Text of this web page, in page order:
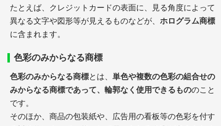
たとえば、クレジットカードの表面に、見る角度によって
異なる文字や図形等が見えるものなどが、 ホログラム商標
に含まれます。
色彩のみからなる商標
色彩のみからなる商標とは、 単色や複数の色彩の組合せの
みからなる商標であって、輪郭なく使用できるもののこと
です。
そのほか、商品の包装紙や、広告用の看板等の色彩を付す